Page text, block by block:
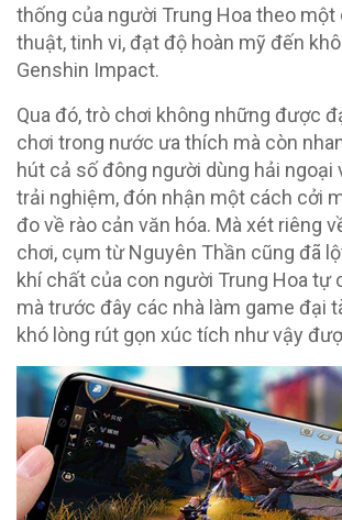
thống của người Trung Hoa theo một
thuật, tinh vi, đạt độ hoàn mỹ đến
Genshin Impact.
Qua đó, trò chơi không những được
chơi trong nước ưa thích mà còn
hút cả số đông người dùng hải ngoại
trải nghiệm, đón nhận một cách cởi
đo về rào cản văn hóa. Mà xét riêng
chơi, cụm từ Nguyên Thần cũng đã
khí chất của con người Trung Hoa tự
mà trước đây các nhà làm game đại
khó lòng rút gọn xúc tích như vậy